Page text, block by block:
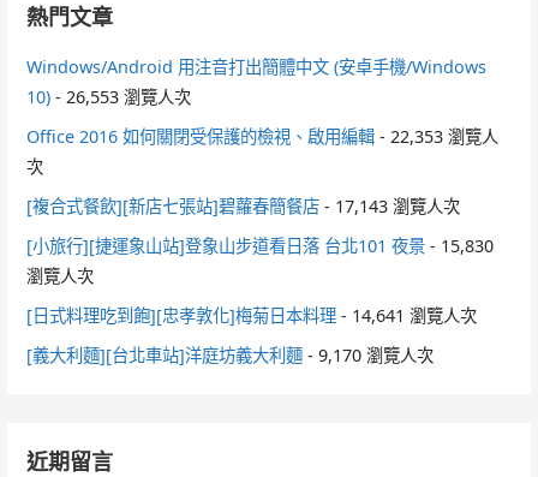
熱門文章
Windows/Android 用注音打出簡體中文 (安卓手機/Windows
10) - 26,553 瀏覽人次
Office 2016 如何關閉受保護的檢視、啟用編輯 - 22,353 瀏覽人
次
[複合式餐飲][新店七張站]碧蘿春簡餐店 - 17,143 瀏覽人次
[小旅行][捷運象山站]登象山步道看日落 台北101 夜景 - 15,830
瀏覽人次
[日式料理吃到飽][忠孝敦化]梅菊日本料理 - 14,641 瀏覽人次
[義大利麵][台北車站]洋庭坊義大利麵 - 9,170 瀏覽人次
近期留言